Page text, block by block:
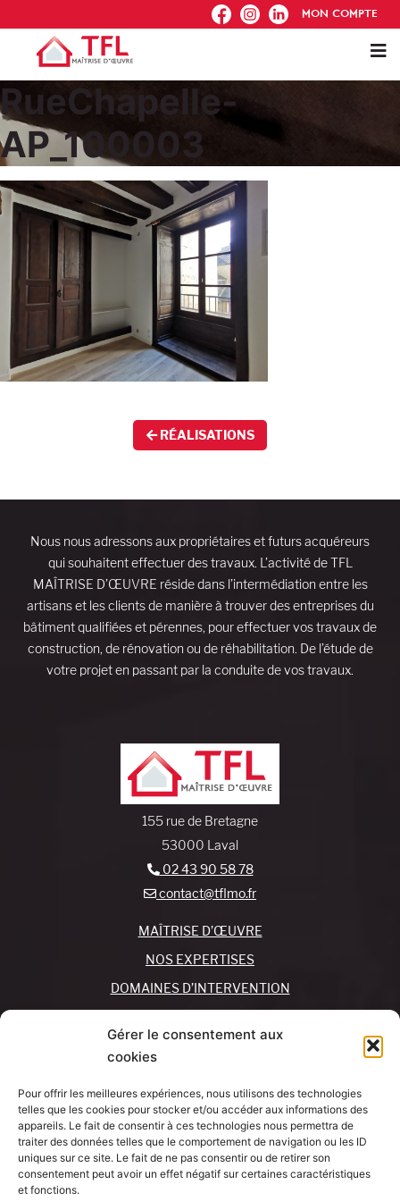
Gérer le consentement aux
cookies
Pour offrir les meilleures expériences, nous utilisons des technologies
telles que les cookies pour stocker et/ou accéder aux informations des
appareils. Le fait de consentir à ces technologies nous permettra de
traiter des données telles que le comportement de navigation ou les ID
uniques sur ce site. Le fait de ne pas consentir ou de retirer son
consentement peut avoir un effet négatif sur certaines caractéristiques
et fonctions.
FB IG IN MON COMPTE
RueChapelle-
AP_100003
RÉALISATIONS
Nous nous adressons aux propriétaires et futurs acquéreurs
qui souhaitent effectuer des travaux. L’activité de TFL
MAÎTRISE D’ŒUVRE réside dans l’intermédiation entre les
artisans et les clients de manière à trouver des entreprises du
bâtiment qualifiées et pérennes, pour effectuer vos travaux de
construction, de rénovation ou de réhabilitation. De l’étude de
votre projet en passant par la conduite de vos travaux.
155 rue de Bretagne
53000 Laval
02 43 90 58 78
contact@tflmo.fr
MAÎTRISE D’ŒUVRE
NOS EXPERTISES
DOMAINES D’INTERVENTION
REJOIGNEZ-NOUS !
MON COMPTE
SUIVEZ-NOUS !
J’AI UN
PROJET